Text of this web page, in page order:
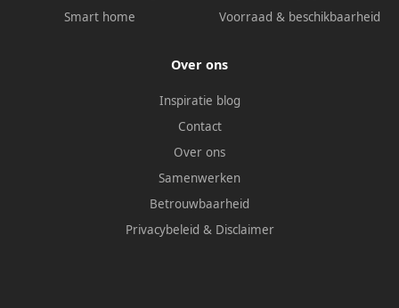
Smart home
Voorraad & beschikbaarheid
Over ons
Inspiratie blog
Contact
Over ons
Samenwerken
Betrouwbaarheid
Privacybeleid & Disclaimer